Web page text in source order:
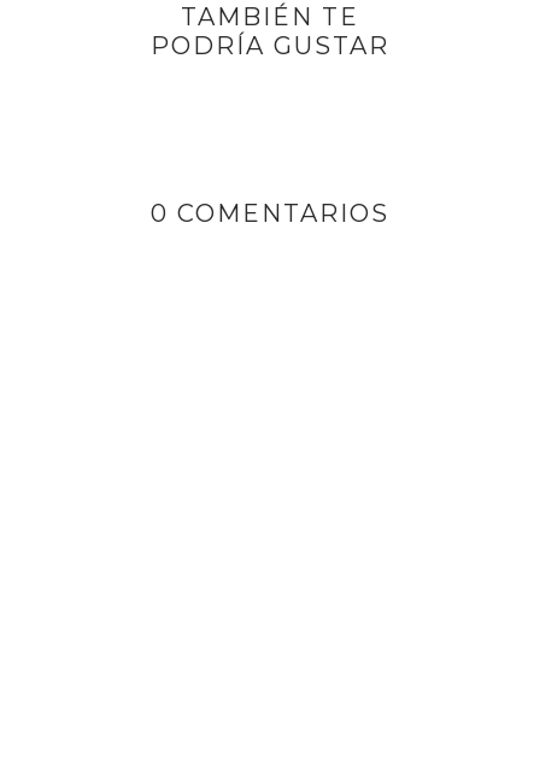
TAMBIÉN TE
PODRÍA GUSTAR
0 COMENTARIOS